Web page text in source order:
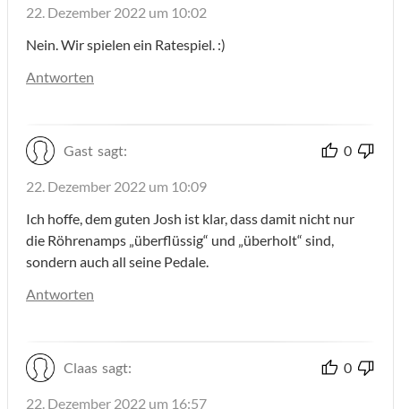
22. Dezember 2022 um 10:02
Nein. Wir spielen ein Ratespiel. :)
Antworten
Gast sagt: 0
22. Dezember 2022 um 10:09
Ich hoffe, dem guten Josh ist klar, dass damit nicht nur
die Röhrenamps „überflüssig“ und „überholt“ sind,
sondern auch all seine Pedale.
Antworten
Claas sagt: 0
22. Dezember 2022 um 16:57